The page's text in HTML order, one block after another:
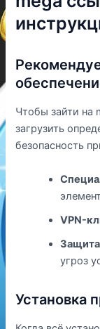
Чтобы зайти на
загрузить
безопасность
VPN-
угроз
Установка